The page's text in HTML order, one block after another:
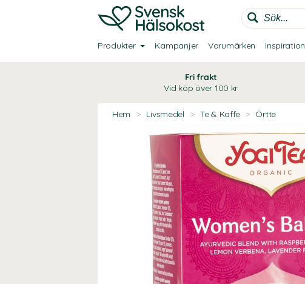
Produkter Kampanjer Varumärken Inspiration
Fri frakt
Vid köp över 100 kr
Hem > Livsmedel > Te & Kaffe > Örtte